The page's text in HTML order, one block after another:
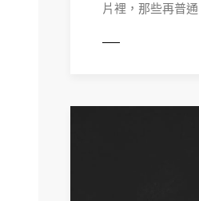
片裡，那些再普